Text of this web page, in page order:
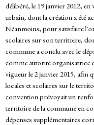
délibéré, le 19 janvier 2012,
urbain, dont la création a été
Néanmoins, pour satisfaire
scolaires sur son territoire,
commune a conclu avec le
comme autorité organisatrice
vigueur le 2 janvier 2015, afin
locales et scolaires sur le
convention prévoyait un
territoire de la commune en
dépenses supplémentaires